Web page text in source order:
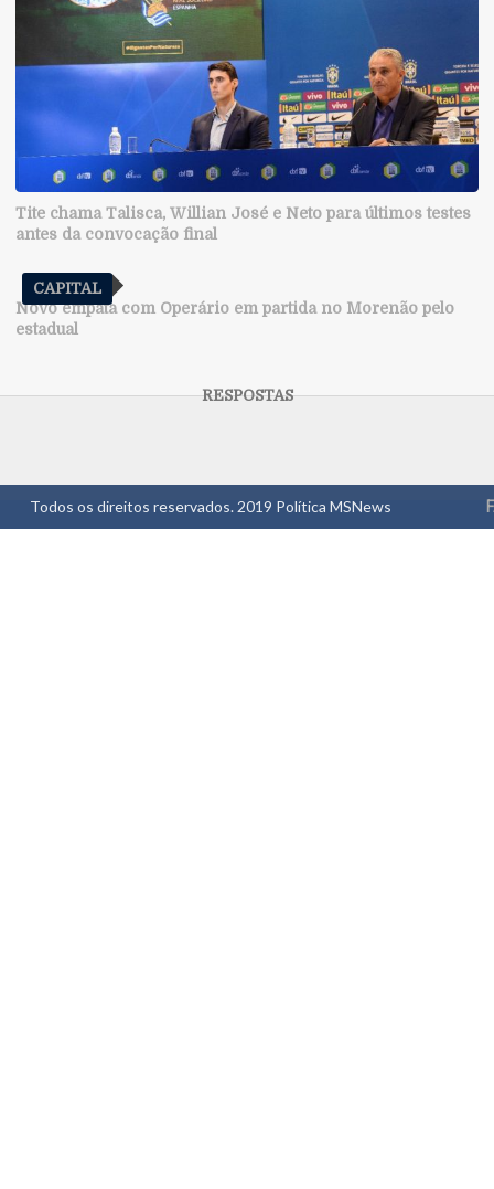
Tite chama Talisca, Willian José e Neto para últimos testes
antes da convocação final
CAPITAL
Novo empata com Operário em partida no Morenão pelo
estadual
Todos os direitos reservados. 2019 Política MSNews